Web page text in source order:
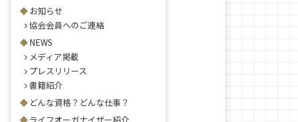
お知らせ
協会会員へのご連絡
NEWS
メディア掲載
プレスリリース
書籍紹介
どんな資格？どんな仕事？
ライフオーガナイザー紹介